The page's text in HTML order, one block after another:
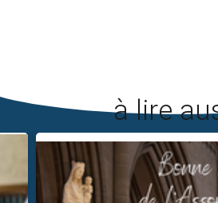
à lire